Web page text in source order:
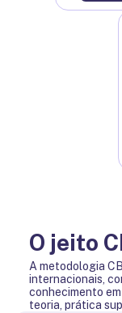
O jeito
A metodologia
internacionais,
conhecimento
teoria, prática